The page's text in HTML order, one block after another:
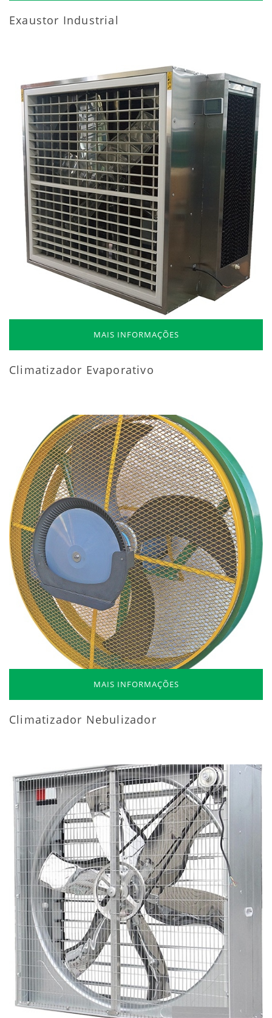
Exaustor Industrial
MAIS INFORMAÇÕES
Climatizador Evaporativo
MAIS INFORMAÇÕES
Climatizador Nebulizador